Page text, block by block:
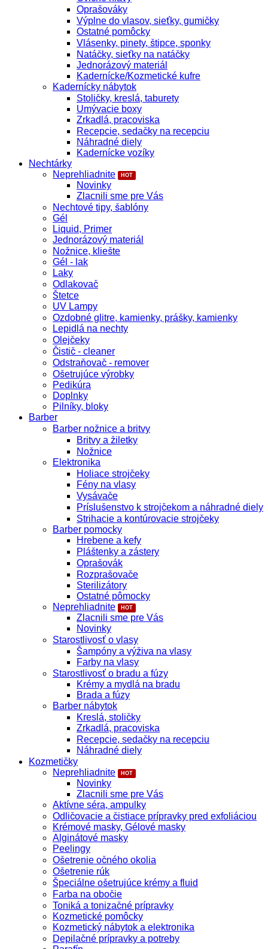
Oprašováky
Výplne do vlasov, sieťky, gumičky
Ostatné pomôcky
Vlásenky, pinety, štipce, sponky
Natáčky, sieťky na natáčky
Jednorázový materiál
Kadernícke/Kozmetické kufre
Kadernícky nábytok
Stoličky, kreslá, taburety
Umývacie boxy
Zrkadlá, pracoviska
Recepcie, sedačky na recepciu
Náhradné diely
Kadernícke vozíky
Nechtárky
Neprehliadnite
Novinky
Zlacnili sme pre Vás
Nechtové tipy, šablóny
Gél
Liquid, Primer
Jednorázový materiál
Nožnice, kliešte
Gél - lak
Laky
Odlakovač
Štetce
UV Lampy
Ozdobné glitre, kamienky, prášky, kamienky
Lepidlá na nechty
Olejčeky
Čistič - cleaner
Odstraňovač - remover
Ošetrujúce výrobky
Pedikúra
Doplnky
Pilníky, bloky
Barber
Barber nožnice a britvy
Britvy a žiletky
Nožnice
Elektronika
Holiace strojčeky
Fény na vlasy
Vysávače
Príslušenstvo k strojčekom a náhradné diely
Strihacie a kontúrovacie strojčeky
Barber pomocky
Hrebene a kefy
Pláštenky a zástery
Oprašovák
Rozprašovače
Sterilizátory
Ostatné pômocky
Neprehliadnite
Zlacnili sme pre Vás
Novinky
Starostlivosť o vlasy
Šampóny a výživa na vlasy
Farby na vlasy
Starostlivosť o bradu a fúzy
Krémy a mydlá na bradu
Brada a fúzy
Barber nábytok
Kreslá, stoličky
Zrkadlá, pracoviska
Recepcie, sedačky na recepciu
Náhradné diely
Kozmetičky
Neprehliadnite
Novinky
Zlacnili sme pre Vás
Aktívne séra, ampulky
Odličovacie a čistiace prípravky pred exfoliáciou
Krémové masky, Gélové masky
Alginátové masky
Peelingy
Ošetrenie očného okolia
Ošetrenie rúk
Špeciálne ošetrujúce krémy a fluid
Farba na obočie
Toniká a tonizačné prípravky
Kozmetické pomôcky
Kozmetický nábytok a elektronika
Depilačné prípravky a potreby